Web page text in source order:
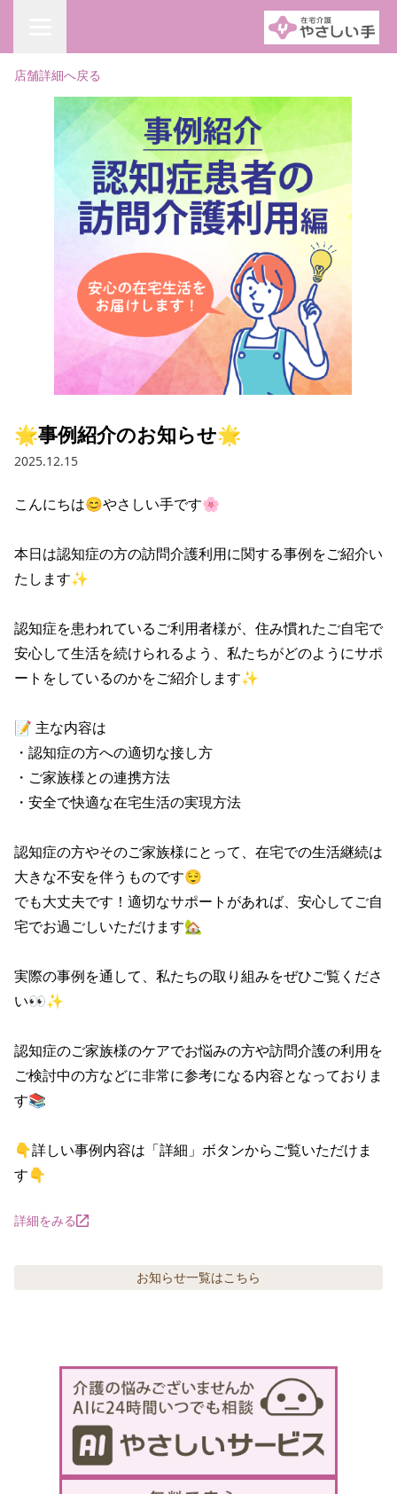
店舗詳細へ戻る
🌟事例紹介のお知らせ🌟
2025.12.15
こんにちは😊やさしい手です🌸
本日は認知症の方の訪問介護利用に関する事例をご紹介い
たします✨
認知症を患われているご利用者様が、住み慣れたご自宅で
安心して生活を続けられるよう、私たちがどのようにサポ
ートをしているのかをご紹介します✨
📝 主な内容は
・認知症の方への適切な接し方
・ご家族様との連携方法
・安全で快適な在宅生活の実現方法
認知症の方やそのご家族様にとって、在宅での生活継続は
大きな不安を伴うものです😌
でも大丈夫です！適切なサポートがあれば、安心してご自
宅でお過ごしいただけます🏡
実際の事例を通して、私たちの取り組みをぜひご覧くださ
い👀✨
認知症のご家族様のケアでお悩みの方や訪問介護の利用を
ご検討中の方などに非常に参考になる内容となっておりま
す📚
👇詳しい事例内容は「詳細」ボタンからご覧いただけま
す👇
詳細をみる
お知らせ一覧はこちら